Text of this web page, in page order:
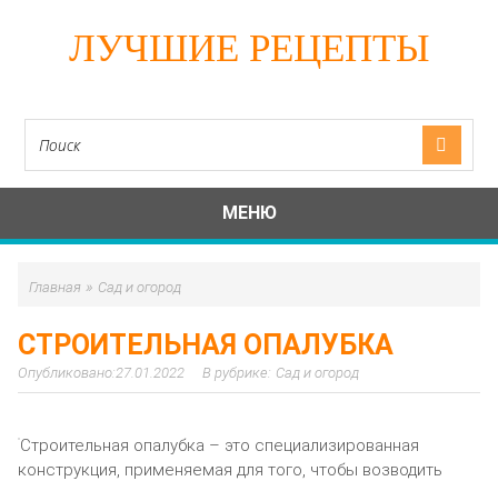
ЛУЧШИЕ РЕЦЕПТЫ
МЕНЮ
Главная » Сад и огород
СТРОИТЕЛЬНАЯ ОПАЛУБКА
27.01.2022 Сад и огород
Строительная опалубка – это специализированная
конструкция, применяемая для того, чтобы возводить